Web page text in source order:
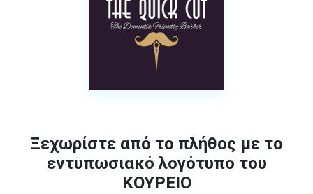
Ξεχωρίστε από το πλήθος με το
εντυπωσιακό λογότυπο του
ΚΟΥΡΕΙΟ